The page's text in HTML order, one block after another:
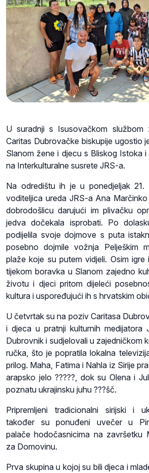
U suradnji s Isusovačkom službom
Caritas Dubrovačke biskupije ugostio
Slanom žene i djecu s Bliskog Istoka
na Interkulturalne susrete JRS-a.
Na odredištu ih je u ponedjeljak 21.
voditeljica ureda JRS-a Ana
dobrodošlicu darujući im plivačku
jedva dočekala isprobati. Po
podijelila svoje dojmove s puta
posebno dojmile vožnja Pelješkim
plaže koje su putem vidjeli. Osim igre
tijekom boravka u Slanom zajedno
životu i djeci pritom dijeleći
kultura i uspoređujući ih s hrvatskim
U četvrtak su na poziv Caritasa
i djeca u pratnji kulturnih medijatora
Dubrovnik i sudjelovali u zajedničkom
ručka, što je popratila lokalna
prilog. Maha, Fatima i Nahla iz Sirije
arapsko jelo ?????, dok su Olena i
poznatu ukrajinsku juhu ???šč.
Pripremljeni tradicionalni sirijski i
također su ponuđeni uvečer u
palače hodočasnicima na završetku
za Domovinu.
Prva skupina u kojoj su bili djeca i